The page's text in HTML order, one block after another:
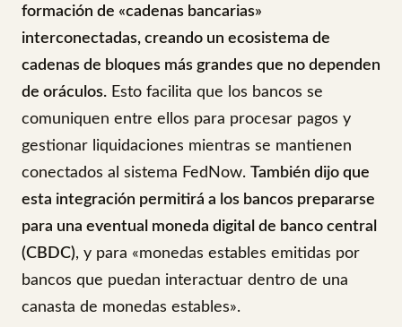
formación de «cadenas bancarias»
interconectadas, creando un ecosistema de
cadenas de bloques más grandes que no dependen
de oráculos. Esto facilita que los bancos se
comuniquen entre ellos para procesar pagos y
gestionar liquidaciones mientras se mantienen
conectados al sistema FedNow. También dijo que
esta integración permitirá a los bancos prepararse
para una eventual moneda digital de banco central
(CBDC), y para «monedas estables emitidas por
bancos que puedan interactuar dentro de una
canasta de monedas estables».